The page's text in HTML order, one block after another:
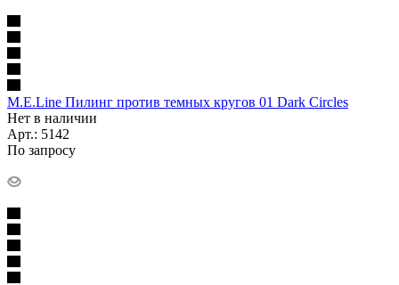
M.E.Line Пилинг против темных кругов 01 Dark Circles
Нет в наличии
Арт.: 5142
По запросу